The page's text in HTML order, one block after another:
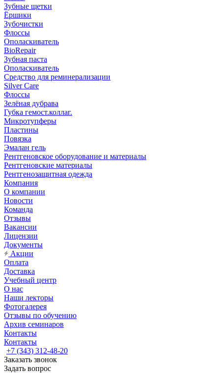
Зубные щетки
Ёршики
Зубочистки
Флоссы
Ополаскиватель
BioRepair
Зубная паста
Ополаскиватель
Средство для реминерализации
Silver Care
Флоссы
Зелёная дубрава
Губка гемост.коллаг.
Микротупферы
Пластины
Повязка
Эмалан гель
Рентгеновское оборудование и материалы
Рентгеновские материалы
Рентгенозащитная одежда
Компания
О компании
Новости
Команда
Отзывы
Вакансии
Лицензии
Документы
Акции
Оплата
Доставка
Учебный центр
О нас
Наши лекторы
Фотогалерея
Отзывы по обучению
Архив семинаров
Контакты
Контакты
+7 (343) 312-48-20
Заказать звонок
Задать вопрос